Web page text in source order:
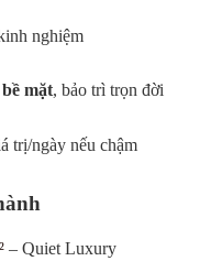
nghiệm
mặt, bảo trì trọn đời
trị/ngày nếu chậm
– Quiet Luxury